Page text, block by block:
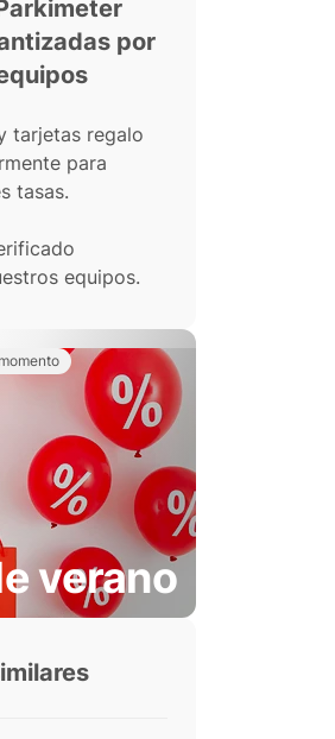
por
tarjetas regalo
para
tasas.
equipos.
verano